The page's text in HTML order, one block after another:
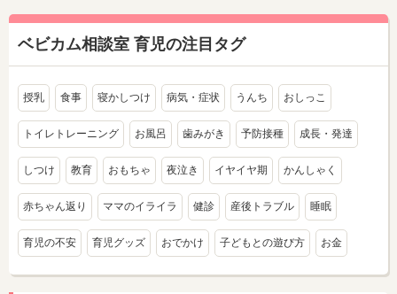
ベビカム相談室 育児の注目タグ
授乳 食事 寝かしつけ 病気・症状 うんち おしっこ
トイレトレーニング お風呂 歯みがき 予防接種 成長・発達
しつけ 教育 おもちゃ 夜泣き イヤイヤ期 かんしゃく
赤ちゃん返り ママのイライラ 健診 産後トラブル 睡眠
育児の不安 育児グッズ おでかけ 子どもとの遊び方 お金